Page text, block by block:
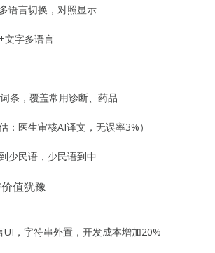
语言切换，对照显示
文字多语言
条，覆盖常用诊断、药品
：医生审核AI译文，无误率3%）
少民语，少民语到中
值犹豫
，字符串外置，开发成本增加20%